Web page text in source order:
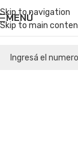
Skip to navigation
Skip to main
MENÚ